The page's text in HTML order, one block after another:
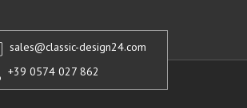
sales@classic-design24.com
+39 0574 027 862